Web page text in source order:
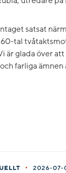
satsat
tal
är glada över
farliga
• 2026-07-